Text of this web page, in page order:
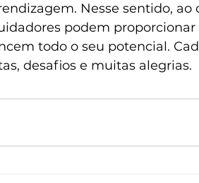
Nesse sentido, ao
podem
todo o seu potencial.
desafios e muitas alegrias.